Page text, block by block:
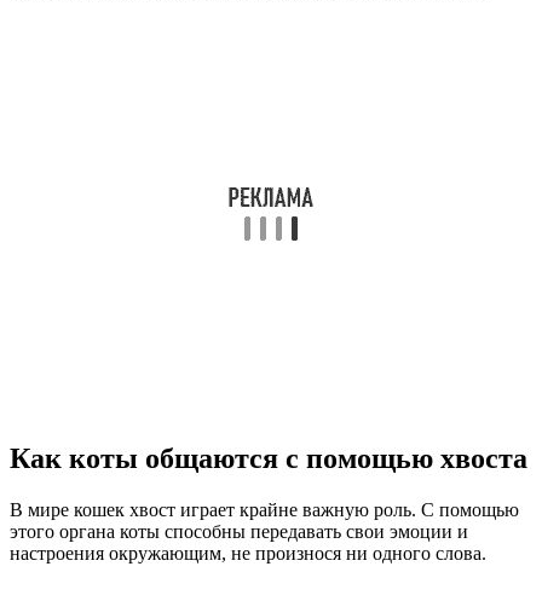
Как коты общаются с помощью хвоста
В мире кошек хвост играет крайне важную роль. С помощью
этого органа коты способны передавать свои эмоции и
настроения окружающим, не произнося ни одного слова.